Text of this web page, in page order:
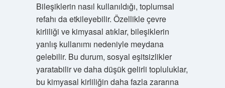
Bileşiklerin nasıl kullanıldığı, toplumsal
refahı da etkileyebilir. Özellikle çevre
kirliliği ve kimyasal atıklar, bileşiklerin
yanlış kullanımı nedeniyle meydana
gelebilir. Bu durum, sosyal eşitsizlikler
yaratabilir ve daha düşük gelirli topluluklar,
bu kimyasal kirliliğin daha fazla zararına